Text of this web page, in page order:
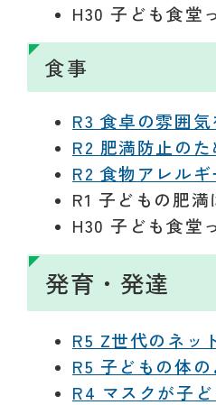
H30 子ども食堂
食事
R3 食卓の雰囲
R2 肥満防止の
R2 食物アレルギ
R1 子どもの肥
H30 子ども食堂
発育・発達
R5 Z世代のネッ
R5 子どもの体
R4 マスクが子